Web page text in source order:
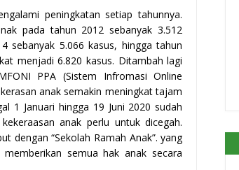
peningkatan setiap tahunnya.
pada tahun 2012 sebanyak 3.512
sebanyak 5.066 kasus, hingga tahun
menjadi 6.820 kasus. Ditambah lagi
PPA (Sistem Infromasi Online
anak semakin meningkat tajam
1 Januari hingga 19 Juni 2020 sudah
anak perlu untuk dicegah.
dengan “Sekolah Ramah Anak”. yang
semua hak anak secara